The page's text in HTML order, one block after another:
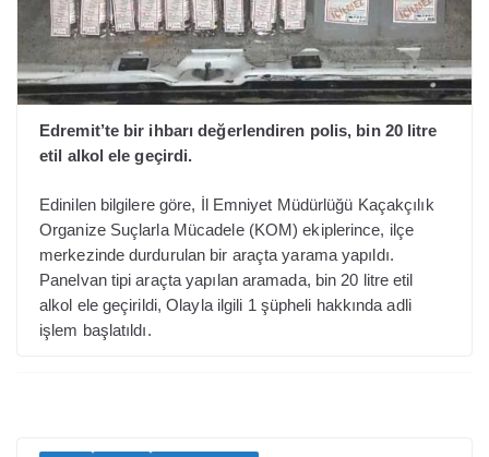
Edremit’te bir ihbarı değerlendiren polis, bin 20 litre
etil alkol ele geçirdi.
Edinilen bilgilere göre, İl Emniyet Müdürlüğü Kaçakçılık
Organize Suçlarla Mücadele (KOM) ekiplerince, ilçe
merkezinde durdurulan bir araçta yarama yapıldı.
Panelvan tipi araçta yapılan aramada, bin 20 litre etil
alkol ele geçirildi, Olayla ilgili 1 şüpheli hakkında adli
işlem başlatıldı.